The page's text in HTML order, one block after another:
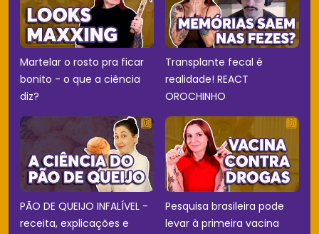
Martelar o rosto pra ficar
bonito - o que a ciência
diz?
Transplante fecal é
realidade! REACT
OROCHINHO
PÃO DE QUEIJO INFALÍVEL -
receita, explicações e
Pesquisa brasileira pode
levar à primeira vacina